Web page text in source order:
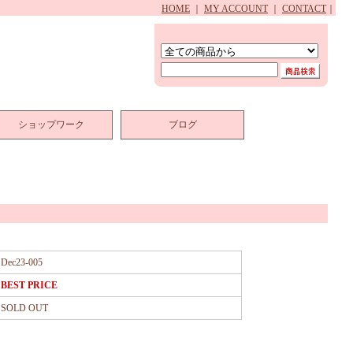
HOME MY ACCOUNT CONTACT
ショップワーク ブログ
Dec23-005
BEST PRICE
SOLD OUT